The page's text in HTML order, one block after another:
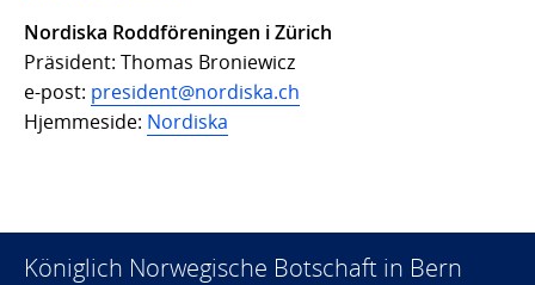
Nordiska Roddföreningen i Zürich
Präsident: Thomas Broniewicz
e-post: president@nordiska.ch
Hjemmeside: Nordiska
Königlich Norwegische Botschaft in Bern